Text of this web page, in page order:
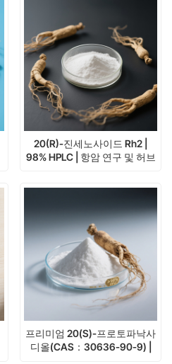
20(R)-진세노사이드 Rh2 |
98% HPLC | 항암 연구 및 허브
프리미엄 20(S)-프로토파낙사
디올(CAS：30636-90-9) |